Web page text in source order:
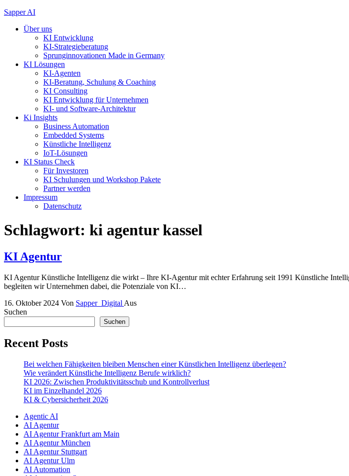
Zum
springen
Sapper AI
Über uns
KI Entwicklung
KI-Strategieberatung
Sprunginnovationen Made in Germany
KI Lösungen
KI-Agenten
KI-Beratung, Schulung & Coaching
KI Consulting
KI Entwicklung für Unternehmen
KI- und Software-Architektur
Ki Insights
Business Automation
Embedded Systems
Künstliche Intelligenz
IoT-Lösungen
KI Status Check
Für Investoren
KI Schulungen und Workshop Pakete
Partner werden
Impressum
Datenschutz
Schlagwort: ki agentur kassel
KI Agentur
KI Agentur Künstliche Intelligenz die wirkt – Ihre KI-Agentur mit echter Erfahrung seit 1991 Künstliche
begleiten wir Unternehmen dabei, die Potenziale von KI…
16. Oktober 2024 Von Sapper_Digital Aus
Suchen
Suchen
Recent Posts
Bei welchen Fähigkeiten bleiben Menschen einer Künstlichen Intelligenz überlegen?
Wie verändert Künstliche Intelligenz Berufe wirklich?
KI 2026: Zwischen Produktivitätsschub und Kontrollverlust
KI im Einzelhandel 2026
KI & Cybersicherheit 2026
Agentic AI
AI Agentur
AI Agentur Frankfurt am Main
AI Agentur München
AI Agentur Stuttgart
AI Agentur Ulm
AI Automation